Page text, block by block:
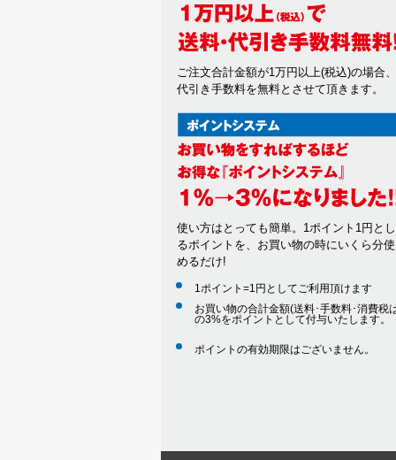
ご注文合計金額が1万円以上(税込)の場合
代引き手数料を無料とさせて頂きます。
使い方はとっても簡単。1ポイント1円と
るポイントを、お買い物の時にいくら分
めるだけ!
1ポイント=1円としてご利用頂けます
お買い物の合計金額(送料･手数料･消費税
の3%をポイントとして付与いたします。
ポイントの有効期限はございません。